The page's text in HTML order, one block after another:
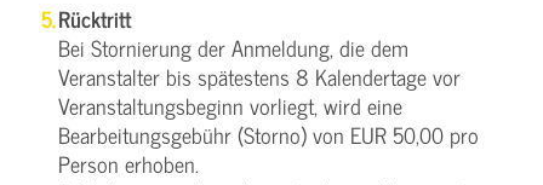
Rücktritt
Bei Stornierung der Anmeldung, die dem
Veranstalter bis spätestens 8 Kalendertage vor
Veranstaltungsbeginn vorliegt, wird eine
Bearbeitungsgebühr (Storno) von EUR 50,00 pro
Person erhoben.